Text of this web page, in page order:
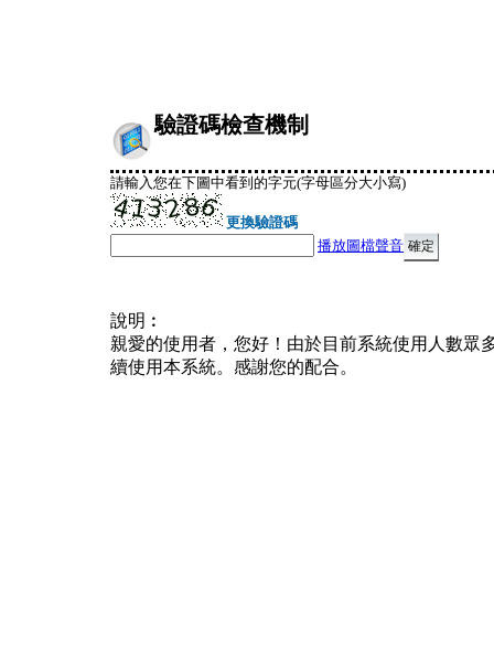
驗證碼檢查機制
請輸入您在下圖中看到的字元(字母區分大小寫)
更換驗證碼
播放圖檔聲音
說明︰
親愛的使用者，您好！由於目前系統使用人數眾
續使用本系統。感謝您的配合。